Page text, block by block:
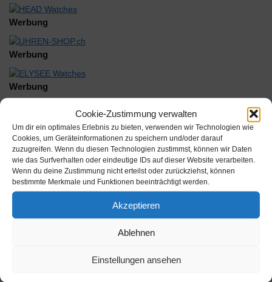
Cookie-Zustimmung verwalten
Um dir ein optimales Erlebnis zu bieten, verwenden wir Technologien wie
Cookies, um Geräteinformationen zu speichern und/oder darauf
zuzugreifen. Wenn du diesen Technologien zustimmst, können wir Daten
wie das Surfverhalten oder eindeutige IDs auf dieser Website verarbeiten.
Wenn du deine Zustimmung nicht erteilst oder zurückziehst, können
bestimmte Merkmale und Funktionen beeinträchtigt werden.
Akzeptieren
Ablehnen
Einstellungen ansehen
Werbung
Werbung
Werbung
Beschreibung
Glas DIA-C 346 Kunststoff armiert weiß Diaplan